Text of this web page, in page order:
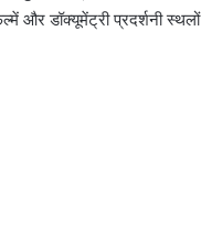
और डॉक्यूमेंट्री प्रदर्शनी स्थलों